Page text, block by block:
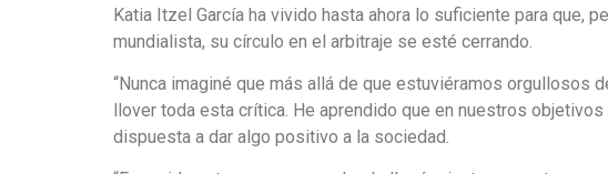
Katia Itzel García ha vivido hasta ahora lo suficiente para que,
mundialista, su círculo en el arbitraje se esté cerrando.
“Nunca imaginé que más allá de que estuviéramos orgullosos
llover toda esta crítica. He aprendido que en nuestros
dispuesta a dar algo positivo a la sociedad.